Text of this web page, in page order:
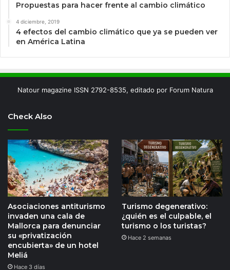
Propuestas para hacer frente al cambio climático
4 diciembre, 2019
4 efectos del cambio climático que ya se pueden ver
en América Latina
Natour magazine ISSN 2792-8535, editado por Forum Natura
Check Also
Asociaciones antiturismo
invaden una cala de
Mallorca para denunciar
su «privatización
encubierta» de un hotel
Meliá
Hace 3 días
Turismo degenerativo:
¿quién es el culpable, el
turismo o los turistas?
Hace 2 semanas